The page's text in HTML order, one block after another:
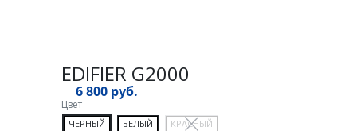
EDIFIER G2000
6 800 руб.
Цвет
ЧЕРНЫЙ БЕЛЫЙ КРАСНЫЙ